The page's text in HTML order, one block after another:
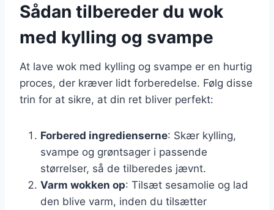
Sådan tilbereder du wok
med kylling og svampe
At lave wok med kylling og svampe er en hurtig
proces, der kræver lidt forberedelse. Følg disse
trin for at sikre, at din ret bliver perfekt:
Forbered ingredienserne: Skær kylling,
svampe og grøntsager i passende
størrelser, så de tilberedes jævnt.
Varm wokken op: Tilsæt sesamolie og lad
den blive varm, inden du tilsætter